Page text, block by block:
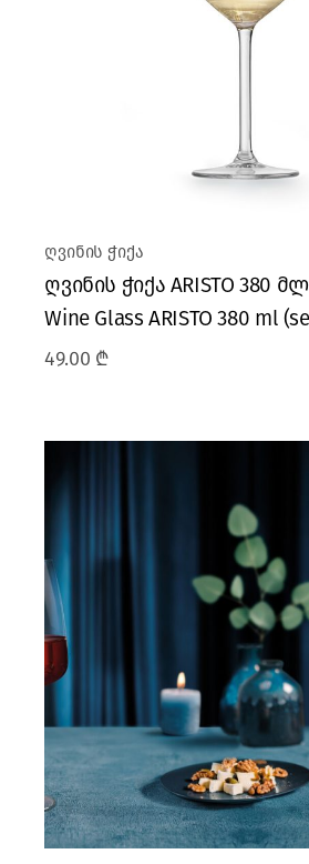
ღვინის ჭიქა
ღვინის ჭიქა ARISTO 380
Wine Glass ARISTO 380 ml
49.00 ₾